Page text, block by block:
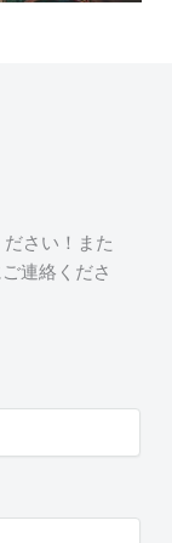
さい！また
連絡くださ